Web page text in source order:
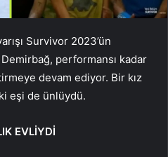
Survivor 2023’ün
performansı kadar
devam ediyor. Bir kız
eşi de ünlüydü.
EVLİYDİ